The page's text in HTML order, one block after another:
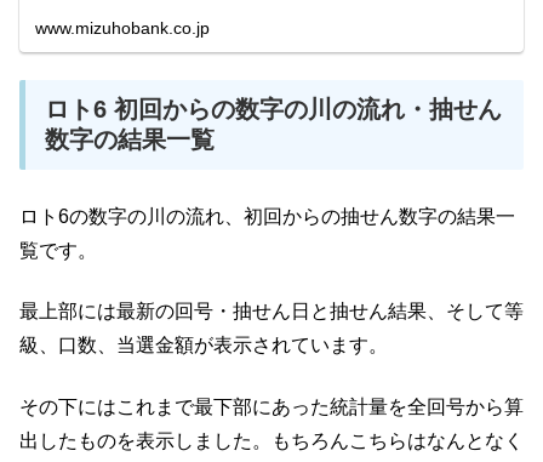
www.mizuhobank.co.jp
ロト6 初回からの数字の川の流れ・抽せん
数字の結果一覧
ロト6の数字の川の流れ、初回からの抽せん数字の結果一
覧です。
最上部には最新の回号・抽せん日と抽せん結果、そして等
級、口数、当選金額が表示されています。
その下にはこれまで最下部にあった統計量を全回号から算
出したものを表示しました。もちろんこちらはなんとなく